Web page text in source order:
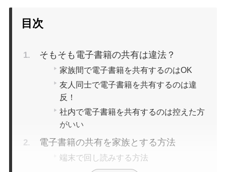
サービスの使いやすさ
目次
そもそも電子書籍の共有は違法？
家族間で電子書籍を共有するのはOK
友人同士で電子書籍を共有するのは違
反！
社内で電子書籍を共有するのは控えた方
がいい
電子書籍の共有を家族とする方法
端末で回し読みする方法